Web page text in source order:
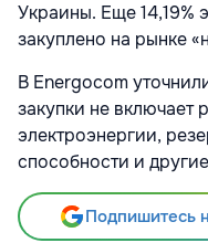
Украины. Еще 14,19%
закуплено на рынке
В Energocom
закупки не включает
электроэнергии,
способности и
Подпишитесь